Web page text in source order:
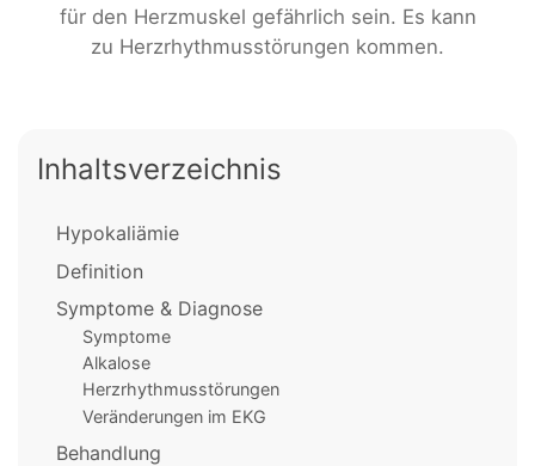
für den Herzmuskel gefährlich sein. Es kann
zu Herzrhythmusstörungen kommen.
Inhaltsverzeichnis
Hypokaliämie
Definition
Symptome & Diagnose
Symptome
Alkalose
Herzrhythmusstörungen
Veränderungen im EKG
Behandlung